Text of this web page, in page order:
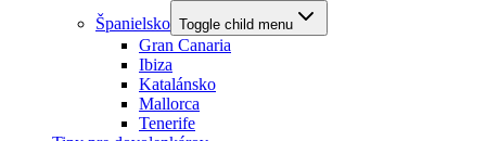
Španielsko Toggle child menu
Gran Canaria
Ibiza
Katalánsko
Mallorca
Tenerife